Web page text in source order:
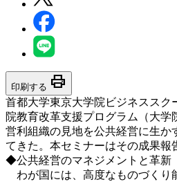
印刷する print
首都大学東京大学院ビジネススク
院教育改革支援プログラム（大学
営利組織の見地を公共経営に生か
てきた。本セミナーはその成果報
◆公共経営のマネジメントと革新
わが国には、高度なものづくり